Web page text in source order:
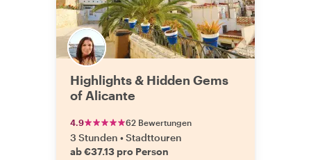
Highlights & Hidden Gems
of Alicante
4.9 62 Bewertungen
3 Stunden •Stadttouren
ab €37.13 pro Person